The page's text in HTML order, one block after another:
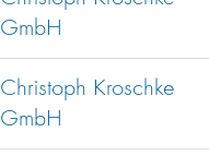
GmbH
Christoph Kroschke
GmbH